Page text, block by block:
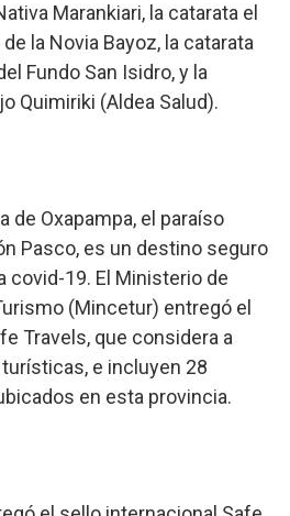
Marankiari, la catarata el
la Novia Bayoz, la catarata
Fundo San Isidro, y la
Quimiriki (Aldea Salud).
de Oxapampa, el paraíso
Pasco, es un destino seguro
covid-19. El Ministerio de
(Mincetur) entregó el
Travels, que considera a
e incluyen 28
en esta provincia.